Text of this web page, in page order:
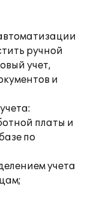
ручной
учет,
и
платы и
по
учета